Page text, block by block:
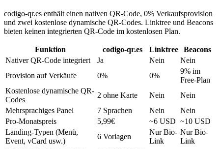
codigo-qr.es enthält einen nativen QR-Code, 0% Verkaufsprovision
und zwei kostenlose dynamische QR-Codes. Linktree und Beacons
bieten keinen integrierten QR-Code im kostenlosen Plan.
Funktion codigo-qr.es Linktree
Beacons
Nativer QR-Code integriert
Ja Nein
Nein
Provision auf Verkäufe
0% 0%
9% im
Free-Plan
Kostenlose dynamische QR-
Codes
2 ohne Karte Nein
Nein
Mehrsprachiges Panel
7 Sprachen Nein
Nein
Pro-Monatspreis
5,99€ ~6 USD ~10 USD
Landing-Typen (Menü,
Event, vCard usw.)
6 Vorlagen
Nur Bio-
Link
Nur Bio-
Link